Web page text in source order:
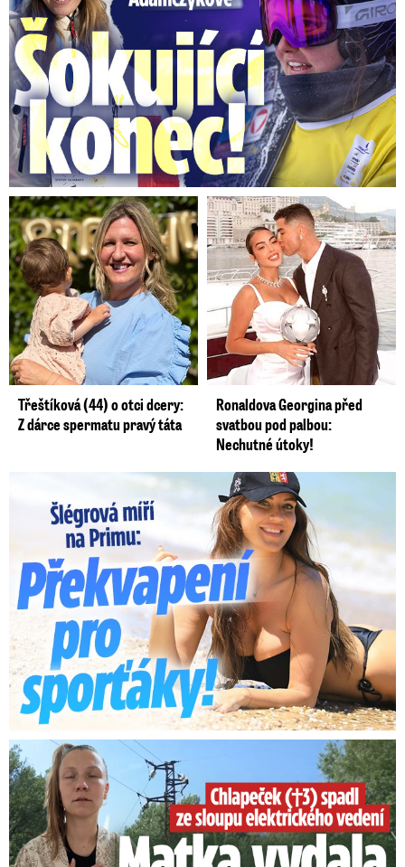
Třeštíková (44) o otci dcery:
Z dárce spermatu pravý táta
Ronaldova Georgina před
svatbou pod palbou:
Nechutné útoky!
Lucie Šlégrová míří na Primu. Překvapení pro sporťáky!
Smrtelný pád chlapce: Matka vydala vyjádření na 16 stran